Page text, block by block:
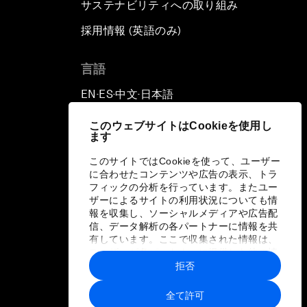
このウェブサイトはCookieを使用し
ます
このサイトではCookieを使って、ユーザー
に合わせたコンテンツや広告の表示、トラ
フィックの分析を行っています。またユー
ザーによるサイトの利用状況についても情
報を収集し、ソーシャルメディアや広告配
信、データ解析の各パートナーに情報を共
有しています。ここで収集された情報は、
ユーザーが各パートナーに提供した他の情
報や各パートナーのサービスを使用した際
に収集された情報と組み合わされ、各パー
トナーによって使用されることがありま
す。
全て許可
拒否
サステナビリティへの取り組み
採用情報 (英語のみ)
言語
EN ▪ ES▪中文▪ 日本語